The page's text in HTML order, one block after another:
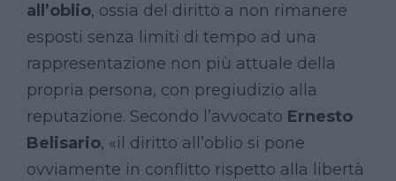
all’oblio, ossia del diritto a non rimanere
esposti senza limiti di tempo ad una
rappresentazione non più attuale della
propria persona, con pregiudizio alla
reputazione. Secondo l’avvocato Ernesto
Belisario, «il diritto all’oblio si pone
ovviamente in conflitto rispetto alla libertà